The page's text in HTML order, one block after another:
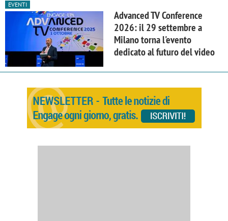
EVENTI
Advanced TV Conference
2026: il 29 settembre a
Milano torna l'evento
dedicato al futuro del video